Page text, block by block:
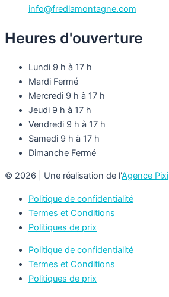
info@fredlamontagne.com
Heures d'ouverture
Lundi 9 h à 17 h
Mardi Fermé
Mercredi 9 h à 17 h
Jeudi 9 h à 17 h
Vendredi 9 h à 17 h
Samedi 9 h à 17 h
Dimanche Fermé
© 2026 | Une réalisation de l'Agence Pixi
Politique de confidentialité
Termes et Conditions
Politiques de prix
Politique de confidentialité
Termes et Conditions
Politiques de prix